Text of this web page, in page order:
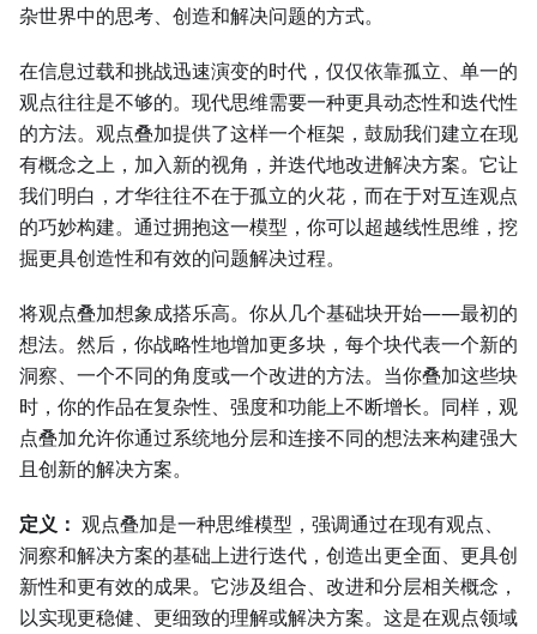
杂世界中的思考、创造和解决问题的方式。
在信息过载和挑战迅速演变的时代，仅仅依靠孤立、单一的
观点往往是不够的。现代思维需要一种更具动态性和迭代性
的方法。观点叠加提供了这样一个框架，鼓励我们建立在现
有概念之上，加入新的视角，并迭代地改进解决方案。它让
我们明白，才华往往不在于孤立的火花，而在于对互连观点
的巧妙构建。通过拥抱这一模型，你可以超越线性思维，挖
掘更具创造性和有效的问题解决过程。
将观点叠加想象成搭乐高。你从几个基础块开始——最初的
想法。然后，你战略性地增加更多块，每个块代表一个新的
洞察、一个不同的角度或一个改进的方法。当你叠加这些块
时，你的作品在复杂性、强度和功能上不断增长。同样，观
点叠加允许你通过系统地分层和连接不同的想法来构建强大
且创新的解决方案。
定义： 观点叠加是一种思维模型，强调通过在现有观点、
洞察和解决方案的基础上进行迭代，创造出更全面、更具创
新性和更有效的成果。它涉及组合、改进和分层相关概念，
以实现更稳健、更细致的理解或解决方案。这是在观点领域